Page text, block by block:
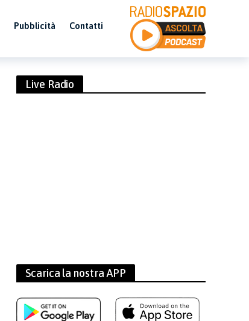
Pubblicità Contatti
Live Radio
Scarica la nostra APP